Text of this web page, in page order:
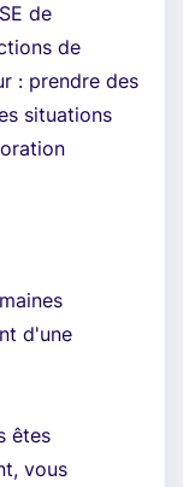
de
de
: prendre des
situations
d'une
êtes
vous